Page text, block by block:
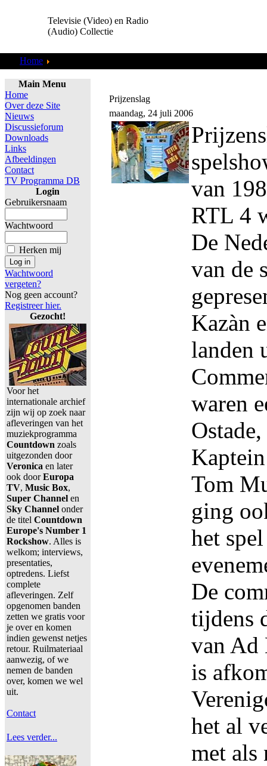
Televisie (Video) en Radio
(Audio) Collectie
Home
Main Menu
Home
Over deze Site
Nieuws
Discussieforum
Downloads
Links
Afbeeldingen
Contact
TV Programma DB
Login
Gebruikersnaam
Wachtwoord
Herken mij
Wachtwoord
vergeten?
Nog geen account?
Registreer hier.
Gezocht!
Voor het
internationale archief
zijn wij op zoek naar
afleveringen van het
muziekprogramma
Countdown zoals
uitgezonden door
Veronica en later
ook doorEuropa
TV, Music Box,
Super Channel en
Sky Channel onder
de titel Countdown
Europe's Number 1
Rockshow. Alles is
welkom; interviews,
presentaties,
optredens. Liefst
complete
afleveringen. Zelf
opgenomen banden
zetten we gratis voor
je over en komen
indien gewenst netjes
retour. Ruilmateriaal
aanwezig, of we
nemen de banden
over, komen we wel
uit.
Contact
Lees verder...
Prijzenslag
maandag, 24 juli 2006
van
RTL 4
De
van de
Kazàn
landen
waren
Tom
ging
het
De
tijdens
van Ad
is
het al
met als